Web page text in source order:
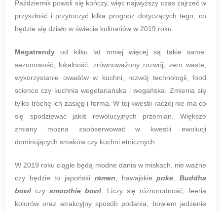
Październik powoli się kończy, więc najwyższy czas zajrzeć w
przyszłość i przytoczyć kilka prognoz dotyczących tego, co
będzie się działo w świecie kulinariów w 2019 roku.
Megatrendy od kilku lat mniej więcej są takie same:
sezonowość, lokalność, zrównoważony rozwój, zero waste,
wykorzystanie owadów w kuchni, rozwój technologii, food
science czy kuchnia wegetariańska i wegańska. Zmienia się
tylko trochę ich zasięg i forma. W tej kwestii raczej nie ma co
się spodziewać jakiś rewolucyjnych przemian. Większe
zmiany można zaobserwować w kwestii ewolucji
dominujących smaków czy kuchni etnicznych.
W 2019 roku ciągle będą modne dania w miskach, nie ważne
czy będzie to japoński rāmen, hawajskiepoke,Buddha
bowl czy smoothie bowl. Liczy się różnorodność, feeria
kolorów oraz atrakcyjny sposób podania, bowiem jedzenie